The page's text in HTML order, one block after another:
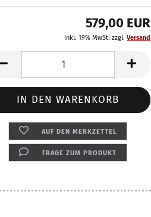
579,00 EUR
inkl. 19% MwSt. zzgl. Versand
AUF DEN MERKZETTEL
FRAGE ZUM PRODUKT